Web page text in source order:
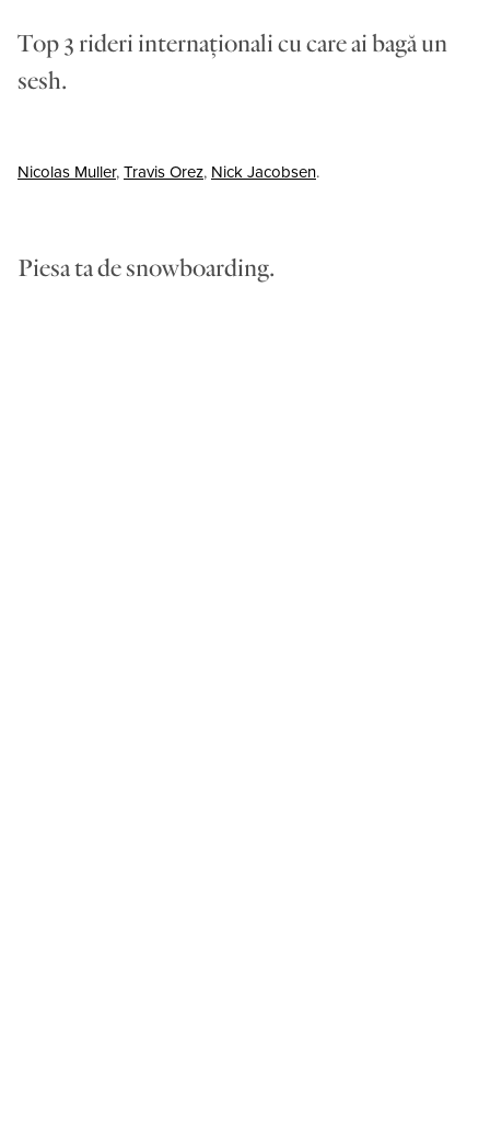
Top 3 rideri internaționali cu care ai bagă un
sesh.
Nicolas Muller, Travis Orez, Nick Jacobsen.
Piesa ta de snowboarding.